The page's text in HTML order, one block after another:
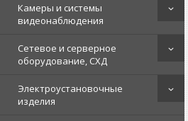
Камеры и системы
видеонаблюдения
Сетевое и серверное
оборудование, СХД
Электроустановочные
изделия